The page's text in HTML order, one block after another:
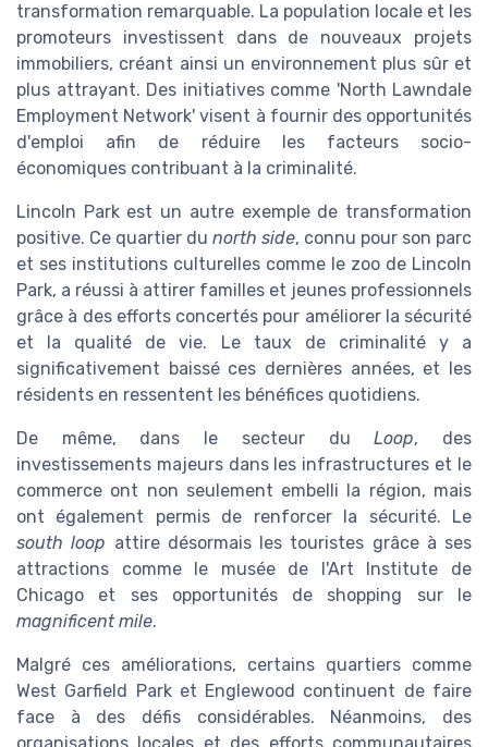
transformation remarquable. La population locale et les
promoteurs investissent dans de nouveaux projets
immobiliers, créant ainsi un environnement plus sûr et
plus attrayant. Des initiatives comme 'North Lawndale
Employment Network' visent à fournir des opportunités
d'emploi afin de réduire les facteurs socio-
économiques contribuant à la criminalité.
Lincoln Park est un autre exemple de transformation
positive. Ce quartier du north side, connu pour son parc
et ses institutions culturelles comme le zoo de Lincoln
Park, a réussi à attirer familles et jeunes professionnels
grâce à des efforts concertés pour améliorer la sécurité
et la qualité de vie. Le taux de criminalité y a
significativement baissé ces dernières années, et les
résidents en ressentent les bénéfices quotidiens.
De même, dans le secteur duLoop, des
investissements majeurs dans les infrastructures et le
commerce ont non seulement embelli la région, mais
ont également permis de renforcer la sécurité. Le
south loop attire désormais les touristes grâce à ses
attractions comme le musée de l'Art Institute de
Chicago et ses opportunités de shopping sur le
magnificent mile.
Malgré ces améliorations, certains quartiers comme
West Garfield Park et Englewood continuent de faire
face à des défis considérables. Néanmoins, des